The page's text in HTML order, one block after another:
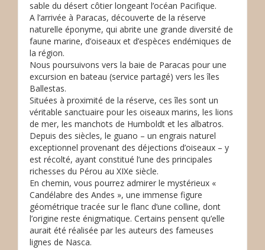
sable du désert côtier longeant l’océan Pacifique.
A l’arrivée à Paracas, découverte de la réserve
naturelle éponyme, qui abrite une grande diversité de
faune marine, d’oiseaux et d’espèces endémiques de
la région.
Nous poursuivons vers la baie de Paracas pour une
excursion en bateau (service partagé) vers les îles
Ballestas.
Situées à proximité de la réserve, ces îles sont un
véritable sanctuaire pour les oiseaux marins, les lions
de mer, les manchots de Humboldt et les albatros.
Depuis des siècles, le guano – un engrais naturel
exceptionnel provenant des déjections d’oiseaux – y
est récolté, ayant constitué l’une des principales
richesses du Pérou au XIXe siècle.
En chemin, vous pourrez admirer le mystérieux «
Candélabre des Andes », une immense figure
géométrique tracée sur le flanc d’une colline, dont
l’origine reste énigmatique. Certains pensent qu’elle
aurait été réalisée par les auteurs des fameuses
lignes de Nasca.